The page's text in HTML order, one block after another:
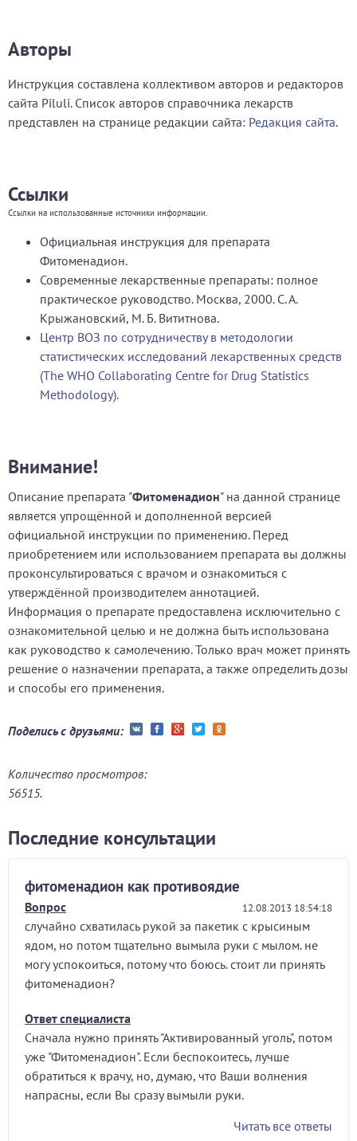
Авторы
Инструкция составлена коллективом авторов и редакторов
сайта Piluli. Список авторов справочника лекарств
представлен на странице редакции сайта: Редакция сайта.
Ссылки
Ссылки на использованные источники информации.
Официальная инструкция для препарата
Фитоменадион.
Современные лекарственные препараты: полное
практическое руководство. Москва, 2000. С. А.
Крыжановский, М. Б. Вититнова.
Центр ВОЗ по сотрудничеству в методологии
статистических исследований лекарственных средств
(The WHO Collaborating Centre for Drug Statistics
Methodology).
Внимание!
Описание препарата "Фитоменадион" на данной странице
является упрощённой и дополненной версией
официальной инструкции по применению. Перед
приобретением или использованием препарата вы должны
проконсультироваться с врачом и ознакомиться с
утверждённой производителем аннотацией.
Информация о препарате предоставлена исключительно с
ознакомительной целью и не должна быть использована
как руководство к самолечению. Только врач может принять
решение о назначении препарата, а также определить дозы
и способы его применения.
Поделись с друзьями:
Количество просмотров:
56515.
Последние консультации
фитоменадион как противоядие
Вопрос 12.08.2013 18:54:18
случайно схватилась рукой за пакетик с крысиным
ядом, но потом тщательно вымыла руки с мылом. не
могу успокоиться, потому что боюсь. стоит ли принять
фитоменадион?
Ответ специалиста
Сначала нужно принять "Активированный уголь", потом
уже "Фитоменадион". Если беспокоитесь, лучше
обратиться к врачу, но, думаю, что Ваши волнения
напрасны, если Вы сразу вымыли руки.
Читать все ответы